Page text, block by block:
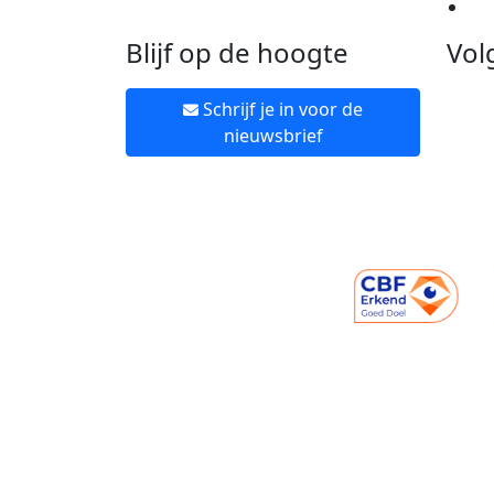
Blijf op de hoogte
Schrijf je in voor de
nieuwsbrief